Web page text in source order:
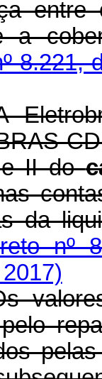
entre
a
8.221,
e II do
da
nº